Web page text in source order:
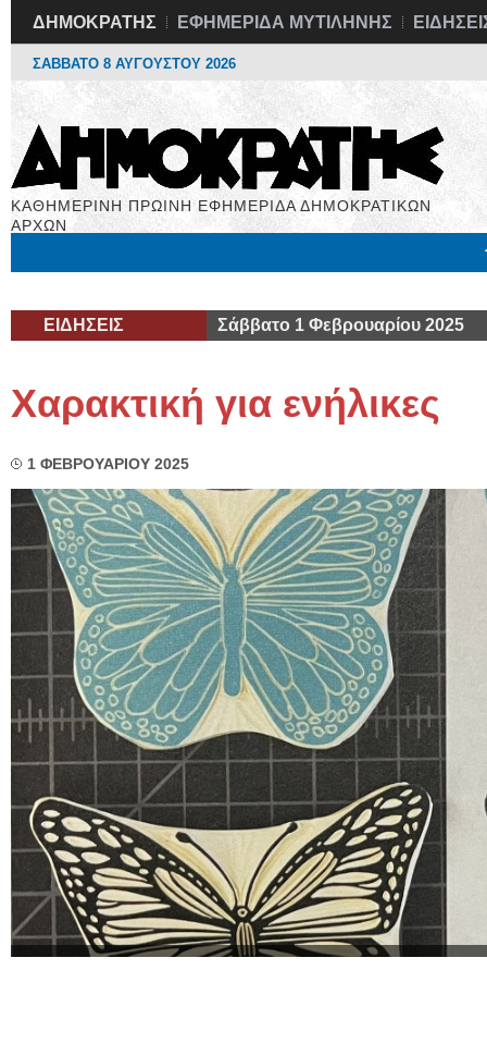
ΔΗΜΟΚΡΑΤΗΣ ΕΦΗΜΕΡΙΔΑ ΜΥΤΙΛΗΝΗΣ
ΣΑΒΒΑΤΟ 8 ΑΥΓΟΥΣΤΟΥ 2026
ΚΑΘΗΜΕΡΙΝΗ ΠΡΩΙΝΗ ΕΦΗΜΕΡΙΔΑ ΔΗΜΟΚΡΑΤΙΚΩΝ
ΑΡΧΩΝ
ΕΙΔΗΣΕΙΣ Σάββατο 1 Φεβρουαρίου 2025
Χαρακτική για ενήλικες
1 ΦΕΒΡΟΥΑΡΙΟΥ 2025